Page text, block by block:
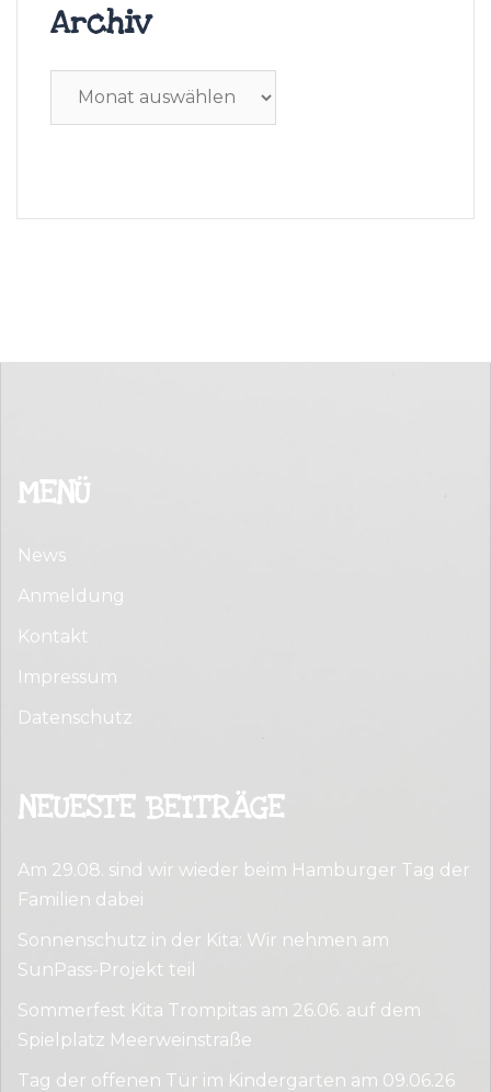
Archiv
MENÜ
News
Anmeldung
Kontakt
Impressum
Datenschutz
NEUESTE BEITRÄGE
Am 29.08. sind wir wieder beim Hamburger Tag der
Familien dabei
Sonnenschutz in der Kita: Wir nehmen am
SunPass-Projekt teil
Sommerfest Kita Trompitas am 26.06. auf dem
Spielplatz Meerweinstraße
Tag der offenen Tür im Kindergarten am 09.06.26